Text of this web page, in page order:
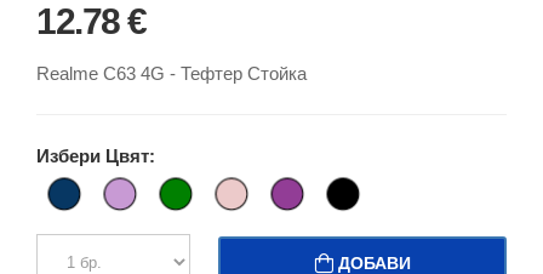
12.78 €
Realme C63 4G - Тефтер Стойка
Избери Цвят:
ДОБАВИ